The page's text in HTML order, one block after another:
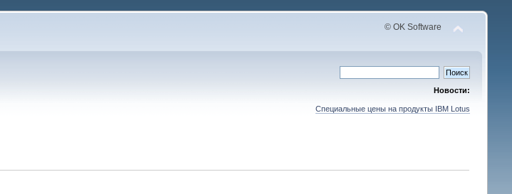
© OK Software
Новости:
Специальные цены на продукты IBM Lotus